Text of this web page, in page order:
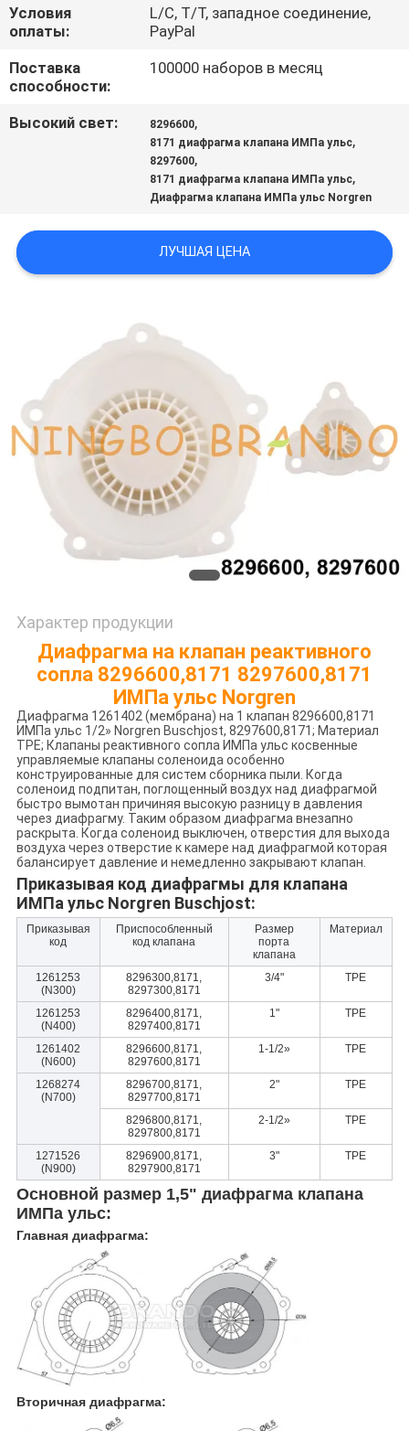
ЗАПРОСИТЕ
NEWS
САЙТА
ПОЛИТИКА
КОНФИДЕНЦИАЛЬНОСТИ
Условия
оплаты:
L/C, T/T, западное соединение,
PayPal
Поставка
способности:
100000 наборов в месяц
Высокий свет: 8296600,
8171 диафрагма клапана ИМПа ульс,
8297600,
8171 диафрагма клапана ИМПа ульс,
Диафрагма клапана ИМПа ульс Norgren
ЛУЧШАЯ ЦЕНА
Характер продукции
Диафрагма на клапан реактивного
сопла 8296600,8171 8297600,8171
ИМПа ульс Norgren
Диафрагма 1261402 (мембрана) на 1 клапан 8296600,8171
ИМПа ульс 1/2» Norgren Buschjost, 8297600,8171; Материал
TPE; Клапаны реактивного сопла ИМПа ульс косвенные
управляемые клапаны соленоида особенно
конструированные для систем сборника пыли. Когда
соленоид подпитан, поглощенный воздух над диафрагмой
быстро вымотан причиняя высокую разницу в давления
через диафрагму. Таким образом диафрагма внезапно
раскрыта. Когда соленоид выключен, отверстия для выхода
воздуха через отверстие к камере над диафрагмой которая
балансирует давление и немедленно закрывают клапан.
Приказывая код диафрагмы для клапана
ИМПа ульс Norgren Buschjost:
Приказывая
код
Приспособленный
код клапана
Размер
порта
клапана
Материал
1261253
(N300)
8296300,8171,
8297300,8171
3/4" TPE
1261253
(N400)
8296400,8171,
8297400,8171
1" TPE
1261402
(N600)
8296600,8171,
8297600,8171
1-1/2» TPE
1268274
(N700)
8296700,8171,
8297700,8171
2" TPE
8296800,8171,
8297800,8171
2-1/2» TPE
1271526
(N900)
8296900,8171,
8297900,8171
3" TPE
Основной размер 1,5" диафрагма клапана
ИМПа ульс:
Главная диафрагма:
Вторичная диафрагма: